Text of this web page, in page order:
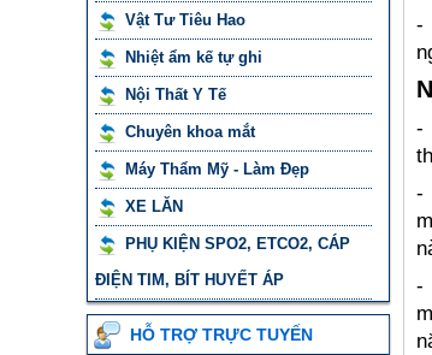
Vật Tư Tiêu Hao
Nhiệt ẩm kế tự ghi
Nội Thất Y Tế
Chuyên khoa mắt
Máy Thẩm Mỹ - Làm Đẹp
XE LĂN
PHỤ KIỆN SPO2, ETCO2, CÁP
ĐIỆN TIM, BÍT HUYẾT ÁP
HỖ TRỢ TRỰC TUYẾN
-
-
-
-